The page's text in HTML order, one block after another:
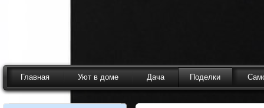
Главная Уют в доме Дача Поделки